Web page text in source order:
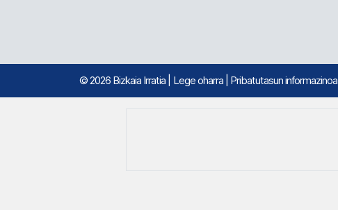
© 2026 Bizkaia Irratia Lege oharra Pribatutasun informazinoa